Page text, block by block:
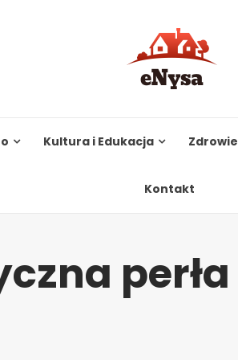
Kultura i Edukacja Zdrowie
Kontakt
perła